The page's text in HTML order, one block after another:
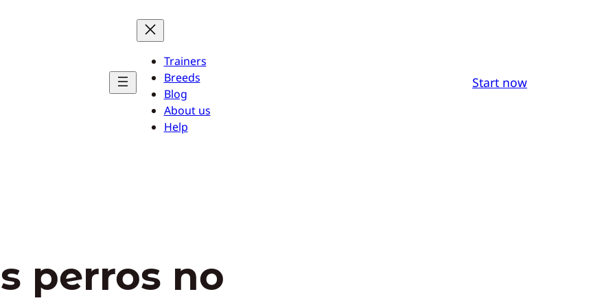
Trainers
Breeds
Blog
About us
Help
Start now
perros no